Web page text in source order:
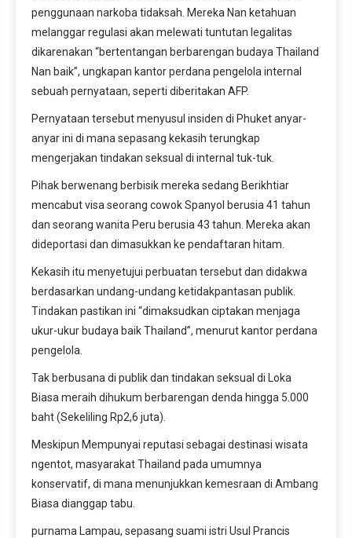
penggunaan narkoba tidaksah. Mereka Nan ketahuan
melanggar regulasi akan melewati tuntutan legalitas
dikarenakan “bertentangan berbarengan budaya Thailand
Nan baik”, ungkapan kantor perdana pengelola internal
sebuah pernyataan, seperti diberitakan AFP.
Pernyataan tersebut menyusul insiden di Phuket anyar-
anyar ini di mana sepasang kekasih terungkap
mengerjakan tindakan seksual di internal tuk-tuk.
Pihak berwenang berbisik mereka sedang Berikhtiar
mencabut visa seorang cowok Spanyol berusia 41 tahun
dan seorang wanita Peru berusia 43 tahun. Mereka akan
dideportasi dan dimasukkan ke pendaftaran hitam.
Kekasih itu menyetujui perbuatan tersebut dan didakwa
berdasarkan undang-undang ketidakpantasan publik.
Tindakan pastikan ini “dimaksudkan ciptakan menjaga
ukur-ukur budaya baik Thailand”, menurut kantor perdana
pengelola.
Tak berbusana di publik dan tindakan seksual di Loka
Biasa meraih dihukum berbarengan denda hingga 5.000
baht (Sekeliling Rp2,6 juta).
Meskipun Mempunyai reputasi sebagai destinasi wisata
ngentot, masyarakat Thailand pada umumnya
konservatif, di mana menunjukkan kemesraan di Ambang
Biasa dianggap tabu.
purnama Lampau, sepasang suami istri Usul Prancis